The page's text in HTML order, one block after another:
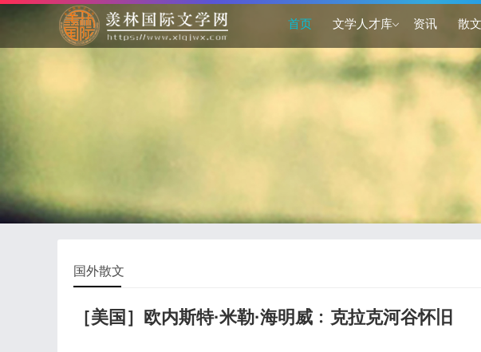
首页 文学人才库 资讯 散
国外散文
［美国］欧内斯特·米勒·海明威﹕克拉克河谷怀旧